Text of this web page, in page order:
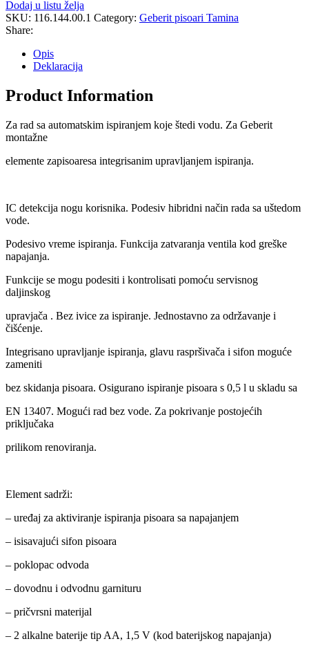
Dodaj u listu želja
SKU: 116.144.00.1 Category: Geberit pisoari Tamina
Share:
Opis
Deklaracija
Product Information
Za rad sa automatskim ispiranjem koje štedi vodu. Za Geberit
montažne
elemente zapisoaresa integrisanim upravljanjem ispiranja.
IC detekcija nogu korisnika. Podesiv hibridni način rada sa uštedom
vode.
Podesivo vreme ispiranja. Funkcija zatvaranja ventila kod greške
napajanja.
Funkcije se mogu podesiti i kontrolisati pomoću servisnog
daljinskog
upravjača . Bez ivice za ispiranje. Jednostavno za održavanje i
čišćenje.
Integrisano upravljanje ispiranja, glavu raspršivača i sifon moguće
zameniti
bez skidanja pisoara. Osigurano ispiranje pisoara s 0,5 l u skladu sa
EN 13407. Mogući rad bez vode. Za pokrivanje postojećih
priključaka
prilikom renoviranja.
Element sadrži:
– uređaj za aktiviranje ispiranja pisoara sa napajanjem
– isisavajući sifon pisoara
– poklopac odvoda
– dovodnu i odvodnu garnituru
– pričvrsni materijal
– 2 alkalne baterije tip AA, 1,5 V (kod baterijskog napajanja)